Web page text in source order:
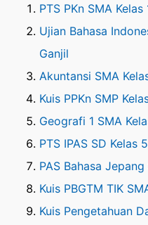
PTS PKn SMA Kelas
Ujian Bahasa
Ganjil
Akuntansi SMA
Kuis PPKn SMP
Geografi 1 SMA
PTS IPAS SD Kelas
PAS Bahasa Jepang
Kuis PBGTM TIK
Kuis Pengetahuan